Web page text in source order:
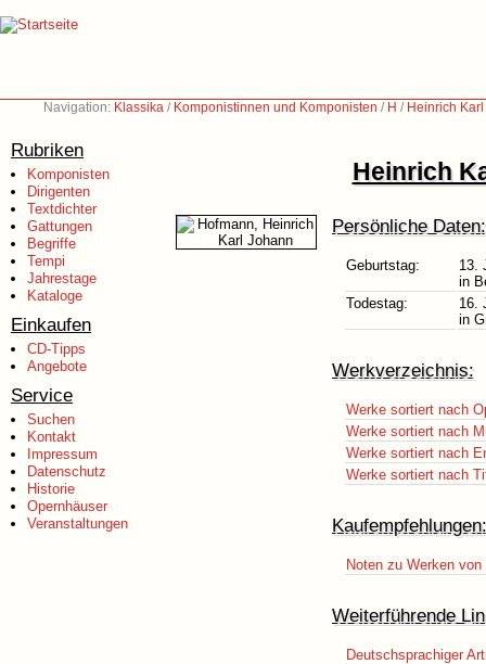
Navigation: Klassika / Komponistinnen und Komponisten / H / Heinrich
Rubriken
Komponisten
Dirigenten
Textdichter
Gattungen
Begriffe
Tempi
Jahrestage
Kataloge
Einkaufen
CD-Tipps
Angebote
Service
Suchen
Kontakt
Impressum
Datenschutz
Historie
Opernhäuser
Veranstaltungen
Heinrich
Persönliche Daten:
Geburtstag:
13.
in
Todestag:
16.
in
Werkverzeichnis:
Werke sortiert nach
Werke sortiert nach
Werke sortiert nach
Werke sortiert nach
Kaufempfehlungen:
Noten zu Werken
Weiterführende
Deutschsprachiger